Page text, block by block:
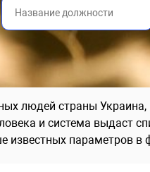
людей страны Украина,
и система выдаст
известных параметров в